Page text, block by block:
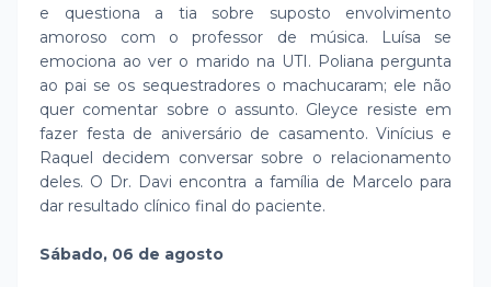
e questiona a tia sobre suposto envolvimento
amoroso com o professor de música. Luísa se
emociona ao ver o marido na UTI. Poliana pergunta
ao pai se os sequestradores o machucaram; ele não
quer comentar sobre o assunto. Gleyce resiste em
fazer festa de aniversário de casamento. Vinícius e
Raquel decidem conversar sobre o relacionamento
deles. O Dr. Davi encontra a família de Marcelo para
dar resultado clínico final do paciente.
Sábado, 06 de agosto